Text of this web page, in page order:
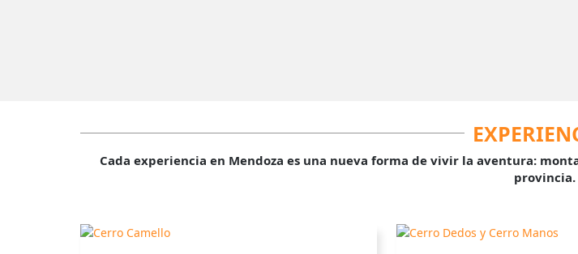
Cada experiencia en Mendoza es una nueva forma de vivir la aventura:
provincia.